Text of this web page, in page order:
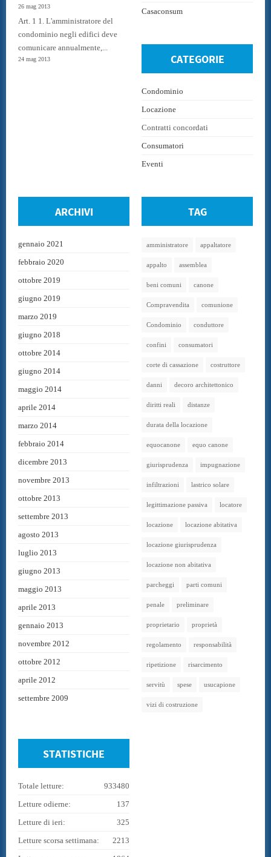
26 mag 2013
Art. 1 1. L'amministratore del
condominio negli edifici deve
comunicare annualmente,...
24 mag 2013
Casaconsum
CATEGORIE
Condominio
Locazione
Contratti concordati
Consumatori
Eventi
ARCHIVI
gennaio 2021
febbraio 2020
ottobre 2019
giugno 2019
marzo 2019
giugno 2018
ottobre 2014
giugno 2014
maggio 2014
aprile 2014
marzo 2014
febbraio 2014
dicembre 2013
novembre 2013
ottobre 2013
settembre 2013
agosto 2013
luglio 2013
giugno 2013
maggio 2013
aprile 2013
gennaio 2013
novembre 2012
ottobre 2012
aprile 2012
settembre 2009
TAG
amministratore appaltatore
appalto assemblea
beni comuni canone
Compravendita comunione
Condominio conduttore
confini consumatori
corte di cassazione costruttore
danni decoro architettonico
diritti reali distanze
durata della locazione
equocanone equo canone
giurisprudenza impugnazione
infiltrazioni lastrico solare
legittimazione passiva locatore
locazione locazione abitativa
locazione giurisprudenza
locazione non abitativa
parcheggi parti comuni
penale preliminare
proprietario proprietà
regolamento responsabilità
ripetizione risarcimento
servitù spese usucapione
vizi di costruzione
STATISTICHE
933480
Totale letture:
137
Letture odierne:
325
Letture di ieri:
2213
Letture scorsa settimana: